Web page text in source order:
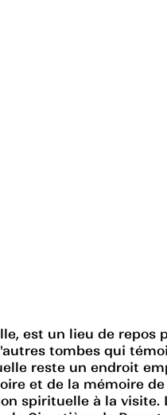
est un lieu de
tombes qui
reste un endroit
et de la mémoire
spirituelle à la